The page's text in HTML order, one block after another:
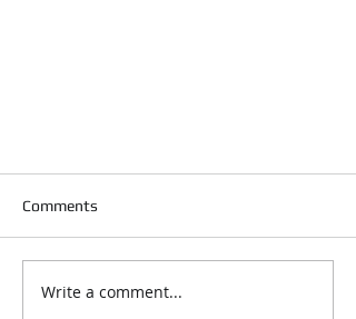
Comments
Write a comment...